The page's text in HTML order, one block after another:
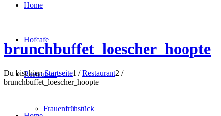
Home
Hofcafe
Restaurant
Frauenfrühstück
brunchbuffet_loescher_hoopte
Du bist hier: Startseite1 / Restaurant2 /
brunchbuffet_loescher_hoopte